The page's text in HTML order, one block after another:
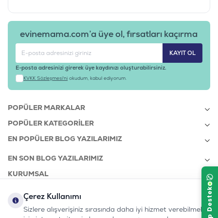
evinemama.com’a üye ol, fırsatları kaçırma
KAYIT OL
E-posta adresinizi girerek üye kaydınızı oluşturabilirsiniz.
KVKK Sözleşmesi'ni okudum, kabul ediyorum.
POPÜLER MARKALAR
POPÜLER KATEGORILER
EN POPÜLER BLOG YAZILARIMIZ
EN SON BLOG YAZILARIMIZ
KURUMSAL
bizi takip edin:
0232 7000 212
Çerez Kullanımı
Sizlere alışverişiniz sırasında daha iyi hizmet verebilmek